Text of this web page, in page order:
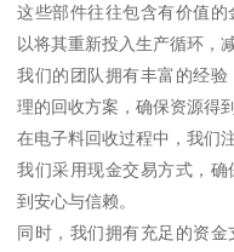
这些部件往往包含有价值
以将其重新投入生产循环，
我们的团队拥有丰富的经
理的回收方案，确保资源得
在电子料回收过程中，我们
我们采用现金交易方式，
到安心与信赖。
同时，我们拥有充足的资